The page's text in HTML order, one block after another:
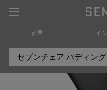
家具 イ
HOME チェア椅子